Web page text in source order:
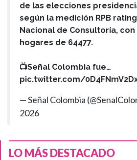
de las elecciones
según la medición RPB
Nacional de Consultoría,
hogares de 64477.
📺Señal Colombia fue…
pic.twitter.com/
— Señal Colombia
2026
LO MÁS DESTACADO